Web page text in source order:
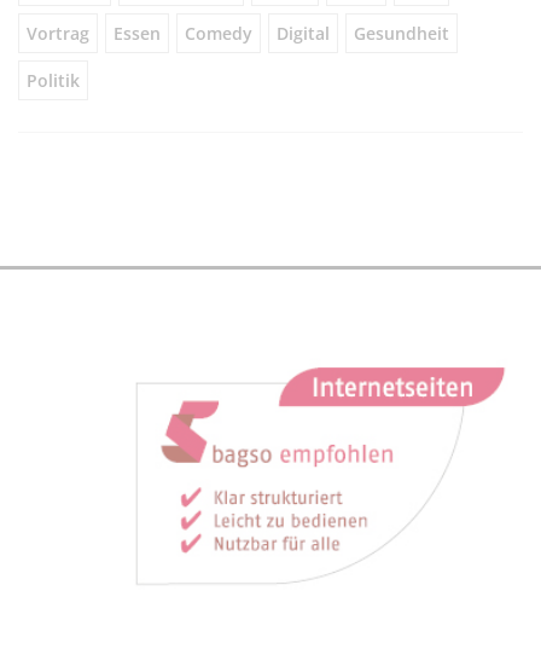
Vortrag Essen Comedy Digital Gesundheit
Politik